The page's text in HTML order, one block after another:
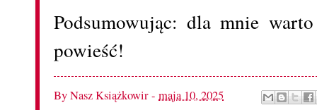
Podsumowując: dla mnie
powieść!
ByNasz Książkowir- maja 10, 2025